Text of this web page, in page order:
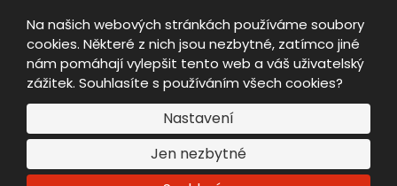
Na našich webových stránkách používáme soubory
cookies. Některé z nich jsou nezbytné, zatímco jiné
nám pomáhají vylepšit tento web a váš uživatelský
zážitek. Souhlasíte s používáním všech cookies?
Nastavení
Jen nezbytné
Prohlášení o přístupnosti
Nastavení cookies
Mapa stránek
Vyrobila
e
R
Á
N